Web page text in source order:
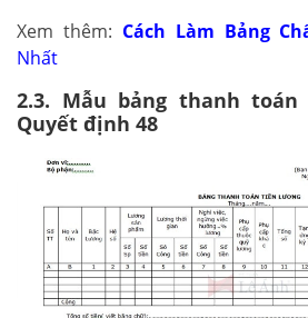
Xem thêm: Cách Làm Bảng
Nhất
2.3. Mẫu bảng thanh
Quyết định 48